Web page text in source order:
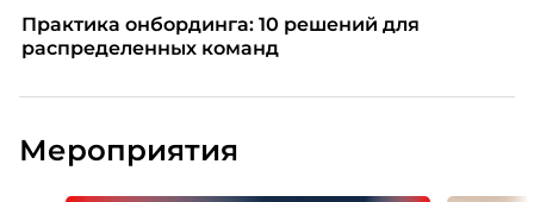
Практика онбординга: 10 решений для
распределенных команд
Мероприятия